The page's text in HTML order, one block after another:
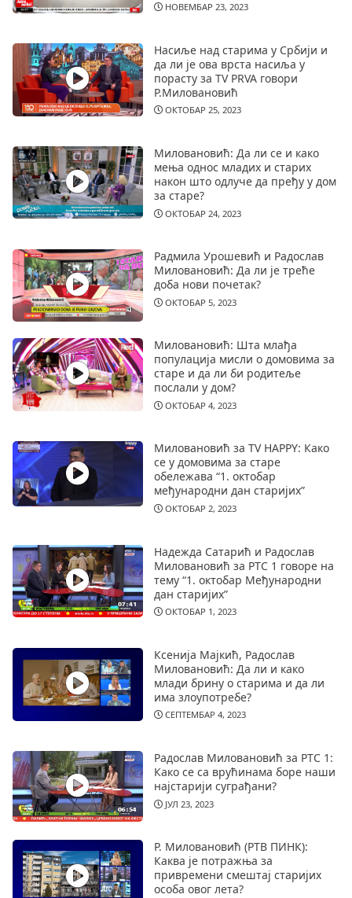
НОВЕМБАР 23, 2023
Насиље над старима у Србији и
да ли је ова врста насиља у
порасту за TV PRVA говори
Р.Миловановић
ОКТОБАР 25, 2023
Миловановић: Да ли се и како
мења однос младих и старих
након што одлуче да пређу у дом
за старе?
ОКТОБАР 24, 2023
Радмила Урошевић и Радослав
Миловановић: Да ли је треће
доба нови почетак?
ОКТОБАР 5, 2023
Миловановић: Шта млађа
популација мисли о домовима за
старе и да ли би родитеље
послали у дом?
ОКТОБАР 4, 2023
Миловановић за TV HAPPY: Како
се у домовима за старе
обележава “1. октобар
међународни дан старијих”
ОКТОБАР 2, 2023
Надежда Сатарић и Радослав
Миловановић за РТС 1 говоре на
тему “1. октобар Међународни
дан старијих”
ОКТОБАР 1, 2023
Ксенија Мајкић, Радослав
Миловановић: Да ли и како
млади брину о старима и да ли
има злоупотребе?
СЕПТЕМБАР 4, 2023
Радослав Миловановић за РТС 1:
Како се са врућинама боре наши
најстарији суграђани?
ЈУЛ 23, 2023
Р. Миловановић (РТВ ПИНК):
Каква је потражња за
привремени смештај старијих
особа овог лета?